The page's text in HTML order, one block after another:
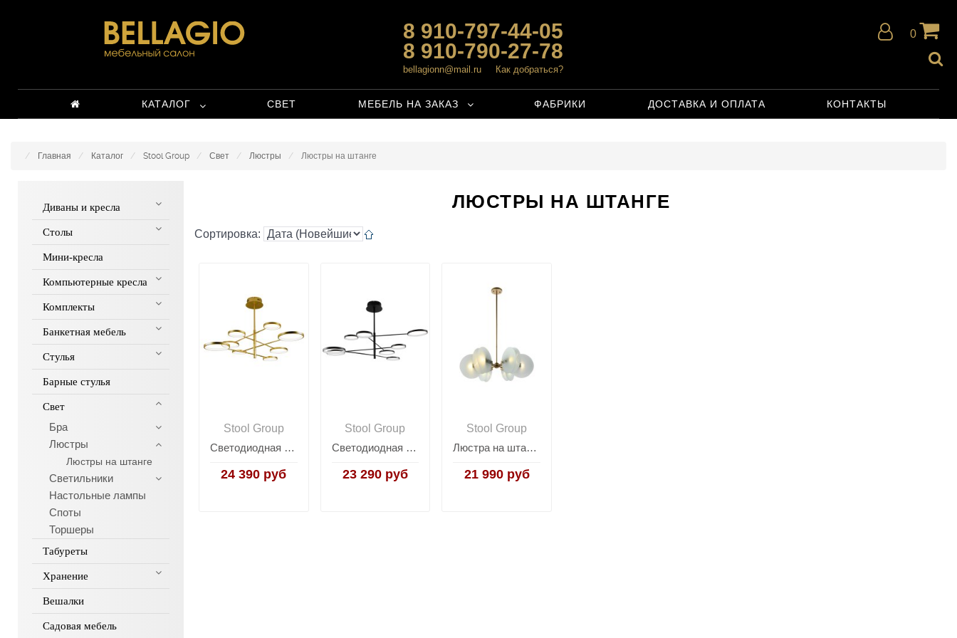
8 910-797-44-05
8 910-790-27-78
bellagionn@mail.ru Как добраться?
0
КАТАЛОГ СВЕТ МЕБЕЛЬ НА ЗАКАЗ ФАБРИКИ ДОСТАВКА И ОПЛАТА КОНТАКТЫ
Главная Каталог Stool Group Свет Люстры Люстры на штанге
Диваны и кресла
Столы
Мини-кресла
Компьютерные кресла
Комплекты
Банкетная мебель
Стулья
Барные стулья
Свет
Бра
Люстры
Люстры на штанге
Светильники
Настольные лампы
Споты
Торшеры
Табуреты
Хранение
Вешалки
Садовая мебель
ЛЮСТРЫ НА ШТАНГЕ
Сортировка:
Stool Group
Светодиодная люстра на штанге Moderli V5070-CL Run
24 390 руб
Stool Group
Светодиодная люстра на штанге Moderli V5071-CL Run
23 290 руб
Stool Group
Люстра на штанге Moderli V10427-6P Bari
21 990 руб